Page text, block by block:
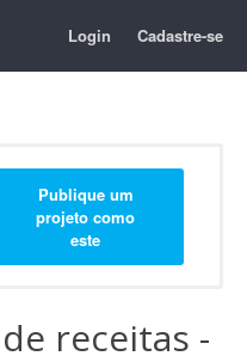
Login Cadastre-se
Publique um
projeto como
este
receitas -